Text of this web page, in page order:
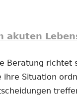
akuten
Beratung richtet
ihre Situation